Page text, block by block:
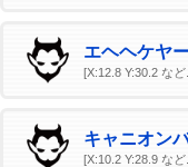
エヘヘケヤ
[X:12.8 Y:30.2 など
キャニオン
[X:10.2 Y:28.9 など